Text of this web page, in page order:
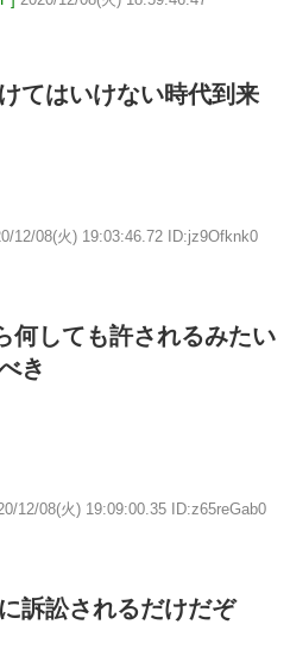
てはいけない時代到来
12/08(火) 19:03:46.72 ID:jz9Ofknk0
何しても許されるみたい
き
12/08(火) 19:09:00.35 ID:z65reGab0
訴訟されるだけだぞ